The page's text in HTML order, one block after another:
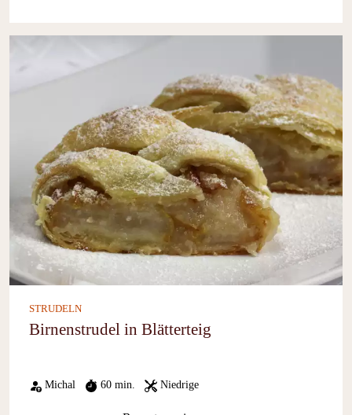
STRUDELN
Birnenstrudel in Blätterteig
Michal 60 min. Niedrige